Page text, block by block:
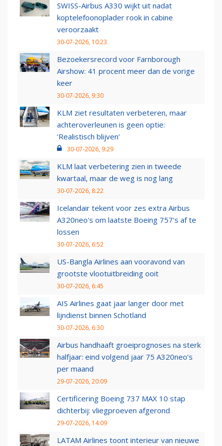
SWISS-Airbus A330 wijkt uit nadat
koptelefoonoplader rook in cabine
veroorzaakt
30-07-2026, 10:23
Bezoekersrecord voor Farnborough
Airshow: 41 procent meer dan de vorige
keer
30-07-2026, 9:30
KLM ziet resultaten verbeteren, maar
achteroverleunen is geen optie:
‘Realistisch blijven’
30-07-2026, 9:29
KLM laat verbetering zien in tweede
kwartaal, maar de weg is nog lang
30-07-2026, 8:22
Icelandair tekent voor zes extra Airbus
A320neo's om laatste Boeing 757's af te
lossen
30-07-2026, 6:52
US-Bangla Airlines aan vooravond van
grootste vlootuitbreiding ooit
30-07-2026, 6:45
AIS Airlines gaat jaar langer door met
lijndienst binnen Schotland
30-07-2026, 6:30
Airbus handhaaft groeiprognoses na sterk
halfjaar: eind volgend jaar 75 A320neo’s
per maand
29-07-2026, 20:09
Certificering Boeing 737 MAX 10 stap
dichterbij: vliegproeven afgerond
29-07-2026, 14:09
LATAM Airlines toont interieur van nieuwe